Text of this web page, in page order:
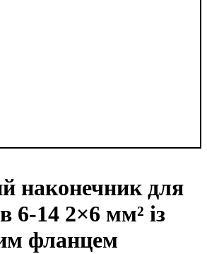
наконечник для
6-14 2×6 мм² із
фланцем